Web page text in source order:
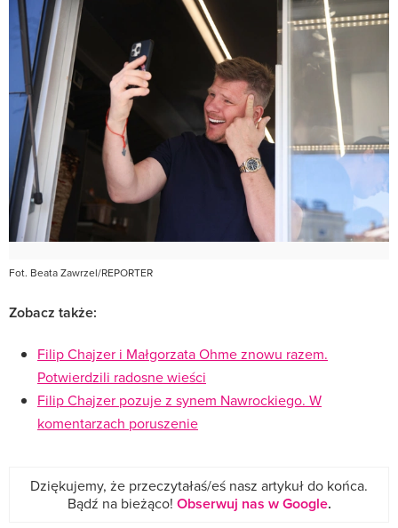
Fot. Beata Zawrzel/REPORTER
Zobacz także:
Filip Chajzer i Małgorzata Ohme znowu razem.
Potwierdzili radosne wieści
Filip Chajzer pozuje z synem Nawrockiego. W
komentarzach poruszenie
Dziękujemy, że przeczytałaś/eś nasz artykuł do końca.
Bądź na bieżąco! Obserwuj nas w Google.